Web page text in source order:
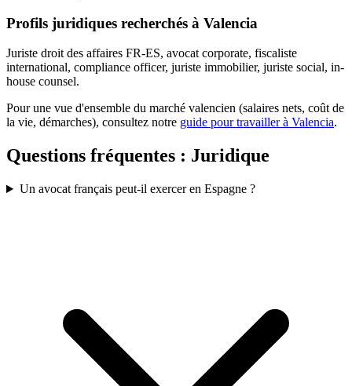
Profils juridiques recherchés à Valencia
Juriste droit des affaires FR-ES, avocat corporate, fiscaliste
international, compliance officer, juriste immobilier, juriste social, in-
house counsel.
Pour une vue d'ensemble du marché valencien (salaires nets, coût de
la vie, démarches), consultez notre guide pour travailler à Valencia.
Questions fréquentes : Juridique
Un avocat français peut-il exercer en Espagne ?